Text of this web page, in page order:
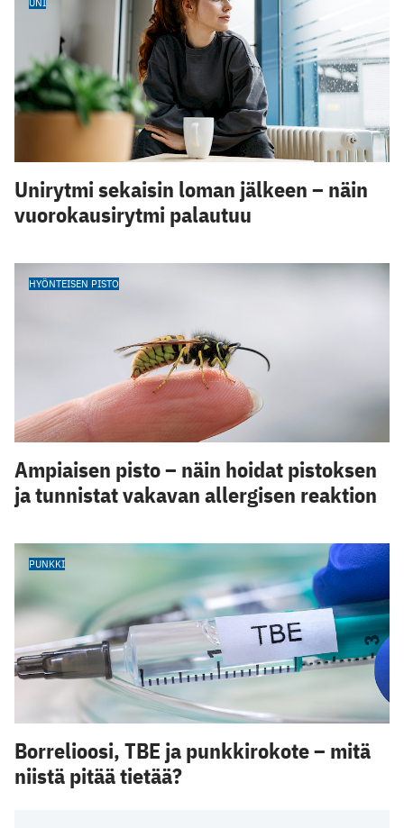
Unirytmi sekaisin loman jälkeen – näin
vuorokausirytmi palautuu
HYÖNTEISEN PISTO
Ampiaisen pisto – näin hoidat pistoksen
ja tunnistat vakavan allergisen reaktion
PUNKKI
Borrelioosi, TBE ja punkkirokote – mitä
niistä pitää tietää?